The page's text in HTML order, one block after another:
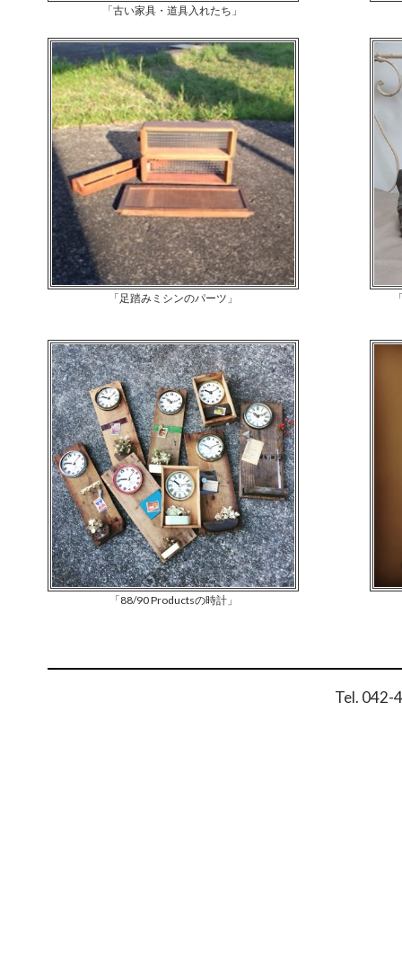
「古い家具・道具入れたち」
「足踏みミシンのパーツ」
「88/90 Productsの時計」
Tel. 042-